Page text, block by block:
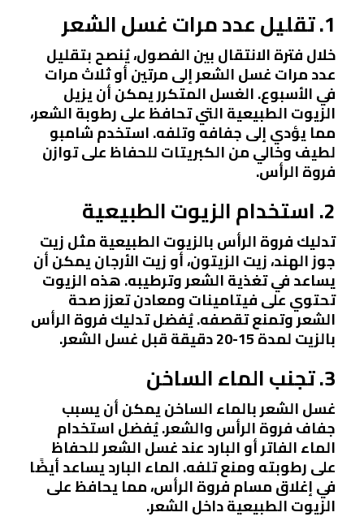
1. تقليل عدد مرات غسل الشعر
خلال فترة الانتقال بين الفصول، يُنصح بتقليل
عدد مرات غسل الشعر إلى مرتين أو ثلاث مرات
في الأسبوع. الغسل المتكرر يمكن أن يزيل
الزيوت الطبيعية التي تحافظ على رطوبة الشعر،
مما يؤدي إلى جفافه وتلفه. استخدم شامبو
لطيف وخالي من الكبريتات للحفاظ على توازن
فروة الرأس.
2. استخدام الزيوت الطبيعية
تدليك فروة الرأس بالزيوت الطبيعية مثل زيت
جوز الهند، زيت الزيتون، أو زيت الأرجان يمكن أن
يساعد في تغذية الشعر وترطيبه. هذه الزيوت
تحتوي على فيتامينات ومعادن تعزز صحة
الشعر وتمنع تقصفه. يُفضل تدليك فروة الرأس
بالزيت لمدة 15-20 دقيقة قبل غسل الشعر.
3. تجنب الماء الساخن
غسل الشعر بالماء الساخن يمكن أن يسبب
جفاف فروة الرأس والشعر. يُفضل استخدام
الماء الفاتر أو البارد عند غسل الشعر للحفاظ
على رطوبته ومنع تلفه. الماء البارد يساعد أيضًا
في إغلاق مسام فروة الرأس، مما يحافظ على
الزيوت الطبيعية داخل الشعر.